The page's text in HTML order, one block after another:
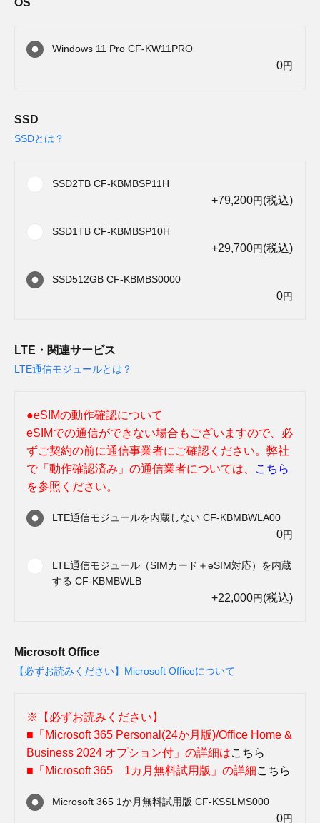
Windows 11 Pro CF-KW11PRO
0円
SSD
SSDとは？
SSD2TB CF-KBMBSP11H
+79,200円(税込)
SSD1TB CF-KBMBSP10H
+29,700円(税込)
SSD512GB CF-KBMBS0000
0円
LTE・関連サービス
LTE通信モジュールとは？
●eSIMの動作確認について
eSIMでの通信ができない場合もございますので、必
ずご契約の前に通信事業者にご確認ください。弊社
で「動作確認済み」の通信業者については、
こちら
を参照ください。
LTE通信モジュールを内蔵しない CF-KBMBWLA00
0円
LTE通信モジュール（SIMカード＋eSIM対応）を内蔵
する CF-KBMBWLB
+22,000円(税込)
Microsoft Office
【必ずお読みください】Microsoft Officeについて
※【必ずお読みください】
■「Microsoft 365 Personal(24か月版)/Office Home &
Business 2024 オプション付」の詳細はこちら
■「Microsoft 365 1カ月無料試用版」の詳細こちら
Microsoft 365 1か月無料試用版 CF-KSSLMS000
0円